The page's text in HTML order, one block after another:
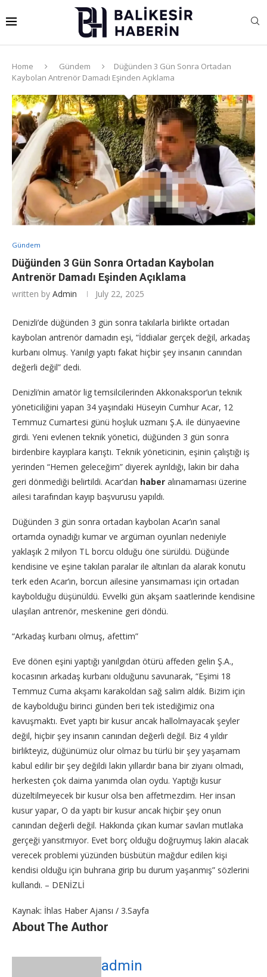
Home Gündem
Düğünden 3 Gün Sonra Ortadan
Kaybolan Antrenör Damadı Eşinden Açıklama
Gündem
Düğünden 3 Gün Sonra Ortadan Kaybolan
Antrenör Damadı Eşinden Açıklama
written by Admin July 22, 2025
Denizli’de düğünden 3 gün sonra takılarla birlikte ortadan
kaybolan antrenör damadın eşi, “İddialar gerçek değil, arkadaş
kurbanı olmuş. Yanılgı yaptı fakat hiçbir şey insanın canından
değerli değil” dedi.
Denizli’nin amatör lig temsilcilerinden Akkonakspor’un teknik
yöneticiliğini yapan 34 yaşındaki Hüseyin Cumhur Acar, 12
Temmuz Cumartesi günü hoşluk uzmanı Ş.A. ile dünyaevine
girdi. Yeni evlenen teknik yönetici, düğünden 3 gün sonra
birdenbire kayıplara karıştı. Teknik yöneticinin, eşinin çalıştığı iş
yerinden “Hemen geleceğim” diyerek ayrıldığı, lakin bir daha
geri dönmediği belirtildi. Acar’dan haber alınamaması üzerine
ailesi tarafından kayıp başvurusu yapıldı.
Düğünden 3 gün sonra ortadan kaybolan Acar’ın sanal
ortamda oynadığı kumar ve argüman oyunları nedeniyle
yaklaşık 2 milyon TL borcu olduğu öne sürüldü. Düğünde
kendisine ve eşine takılan paralar ile altınları da alarak konutu
terk eden Acar’ın, borcun ailesine yansımaması için ortadan
kaybolduğu düşünüldü. Evvelki gün akşam saatlerinde kendisine
ulaşılan antrenör, meskenine geri döndü.
“Arkadaş kurbanı olmuş, afettim”
Eve dönen eşini yaptığı yanılgıdan ötürü affeden gelin Ş.A.,
kocasının arkadaş kurbanı olduğunu savunarak, “Eşimi 18
Temmuz Cuma akşamı karakoldan sağ salim aldık. Bizim için
de kaybolduğu birinci günden beri tek istediğimiz ona
kavuşmaktı. Evet yaptı bir kusur ancak hallolmayacak şeyler
değil, hiçbir şey insanın canından değerli değil. Biz 4 yıldır
birlikteyiz, düğünümüz olur olmaz bu türlü bir şey yaşamam
kabul edilir bir şey değildi lakin yıllardır bana bir ziyanı olmadı,
herkesten çok daima yanımda olan oydu. Yaptığı kusur
düzeltilmeyecek bir kusur olsa ben affetmezdim. Her insan
kusur yapar, O da yaptı bir kusur ancak hiçbir şey onun
canından değerli değil. Hakkında çıkan kumar savları mutlaka
gerçeği yansıtmıyor. Evet borç olduğu doğruymuş lakin alacak
verecek problemi yüzünden büsbütün mağdur edilen kişi
kendisi olduğu için buhrana girip bu durum yaşanmış” sözlerini
kullandı. – DENİZLİ
Kaynak: İhlas Haber Ajansı / 3.Sayfa
About The Author
admin